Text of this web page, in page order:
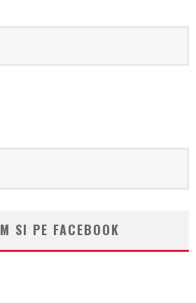
SI PE FACEBOOK